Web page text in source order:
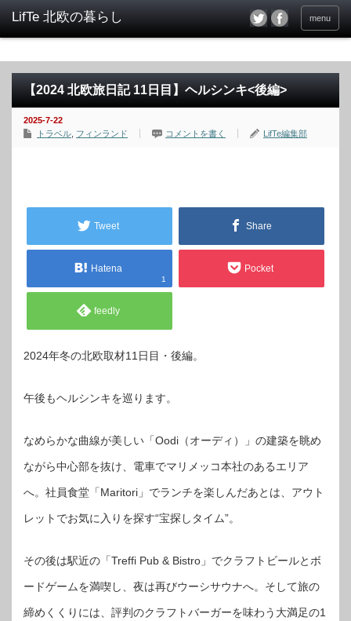
menu
【2024 北欧旅日記 11日目】ヘルシンキ<後編>
2025-7-22
トラベル フィンランド コメントを書く LifTe編集部
Tweet Share
Hatena
1
Pocket
feedly
2024年冬の北欧取材11日目・後編。
午後もヘルシンキを巡ります。
なめらかな曲線が美しい「Oodi（オーディ）」の建築を眺め
ながら中心部を抜け、電車でマリメッコ本社のあるエリア
へ。社員食堂「Maritori」でランチを楽しんだあとは、アウト
レットでお気に入りを探す“宝探しタイム”。
その後は駅近の「Treffi Pub & Bistro」でクラフトビールとボ
ードゲームを満喫し、夜は再びウーシサウナへ。そして旅の
締めくくりには、評判のクラフトバーガーを味わう大満足の1